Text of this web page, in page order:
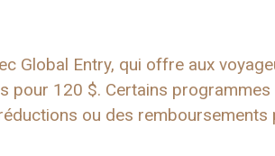
Global Entry, qui offre aux
pour 120 $. Certains
ou des remboursements